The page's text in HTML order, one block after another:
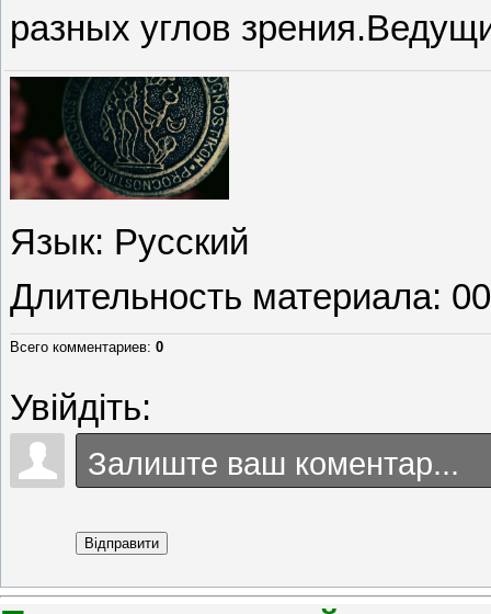
разных углов
Язык: Русский
Длительность материала:
Всего комментариев: 0
Увійдіть:
Відправити